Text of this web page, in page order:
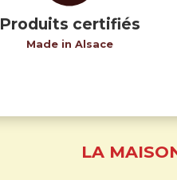
Produits certifiés
Made in Alsace
LA